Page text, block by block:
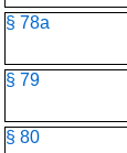
§ 78a
§ 79
§ 80